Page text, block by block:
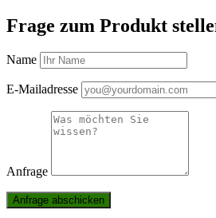
Frage zum Produkt
Name
E-Mailadresse
Anfrage